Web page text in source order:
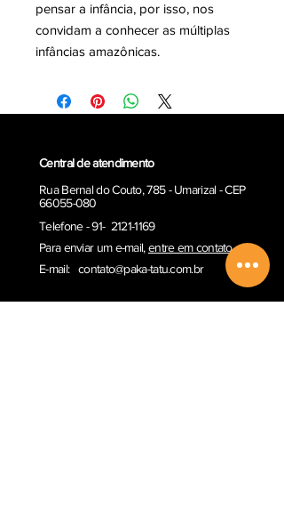
pensar a infância, por isso, nos
convidam a conhecer as múltiplas
infâncias amazônicas.
Central de atendimento
Rua Bernal do Couto, 785 - Umarizal - CEP
66055-080
Telefone - 91- 2121-1169
Para enviar um e-mail,entre em contato
E-mail: contato@paka-tatu.com.br